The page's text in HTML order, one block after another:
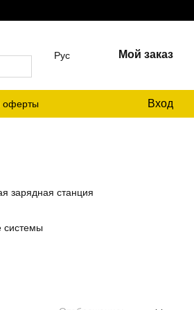
Рус Мой заказ
оферты Вход
зарядная станция
системы